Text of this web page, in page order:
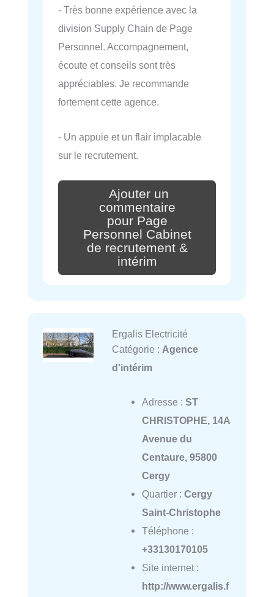
- Très bonne expérience avec la
division Supply Chain de Page
Personnel. Accompagnement,
écoute et conseils sont très
appréciables. Je recommande
fortement cette agence.
- Un appuie et un flair implacable
sur le recrutement.
Ajouter un
commentaire
pour Page
Personnel Cabinet
de recrutement &
intérim
Ergalis Electricité
Catégorie : Agence
d'intérim
Adresse : ST
CHRISTOPHE, 14A
Avenue du
Centaure, 95800
Cergy
Quartier : Cergy
Saint-Christophe
Téléphone :
+33130170105
Site internet :
http://www.ergalis.f